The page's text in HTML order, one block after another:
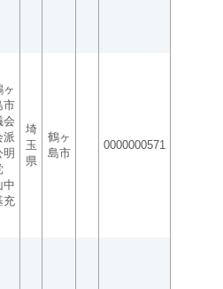
ヶ
市
会
派
明
中
充
埼
玉
県
鶴ヶ
島市
0000000571